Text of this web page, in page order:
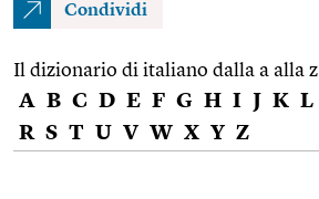
Condividi
Il dizionario di italiano dalla a alla z
A B C D E F G H I J K L
R S T U V W X Y Z